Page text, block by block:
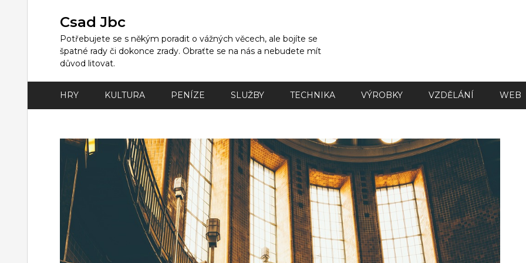
Csad Jbc
Potřebujete se s někým poradit o vážných věcech, ale bojíte se
špatné rady či dokonce zrady. Obraťte se na nás a nebudete mít
důvod litovat.
HRY KULTURA PENÍZE SLUŽBY TECHNIKA VÝROBKY VZDĚLÁNÍ WEB